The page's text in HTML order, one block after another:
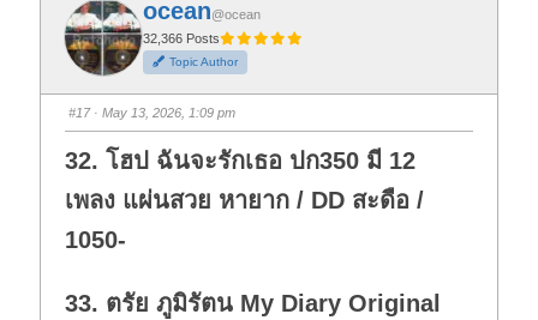
o
r
t
h
u
m
d
o
n
.
o
t
h
u
m
u
p
ocean@ocean
32,366 Posts
Topic Author
#17· May 13, 2026, 1:09 pm
32. โฮป ฉันจะรักเธอ ปก350 มี 12
เพลง แผ่นสวย หายาก / DD สะดือ /
1050-
33. ตรัย ภูมิรัตน My Diary Original